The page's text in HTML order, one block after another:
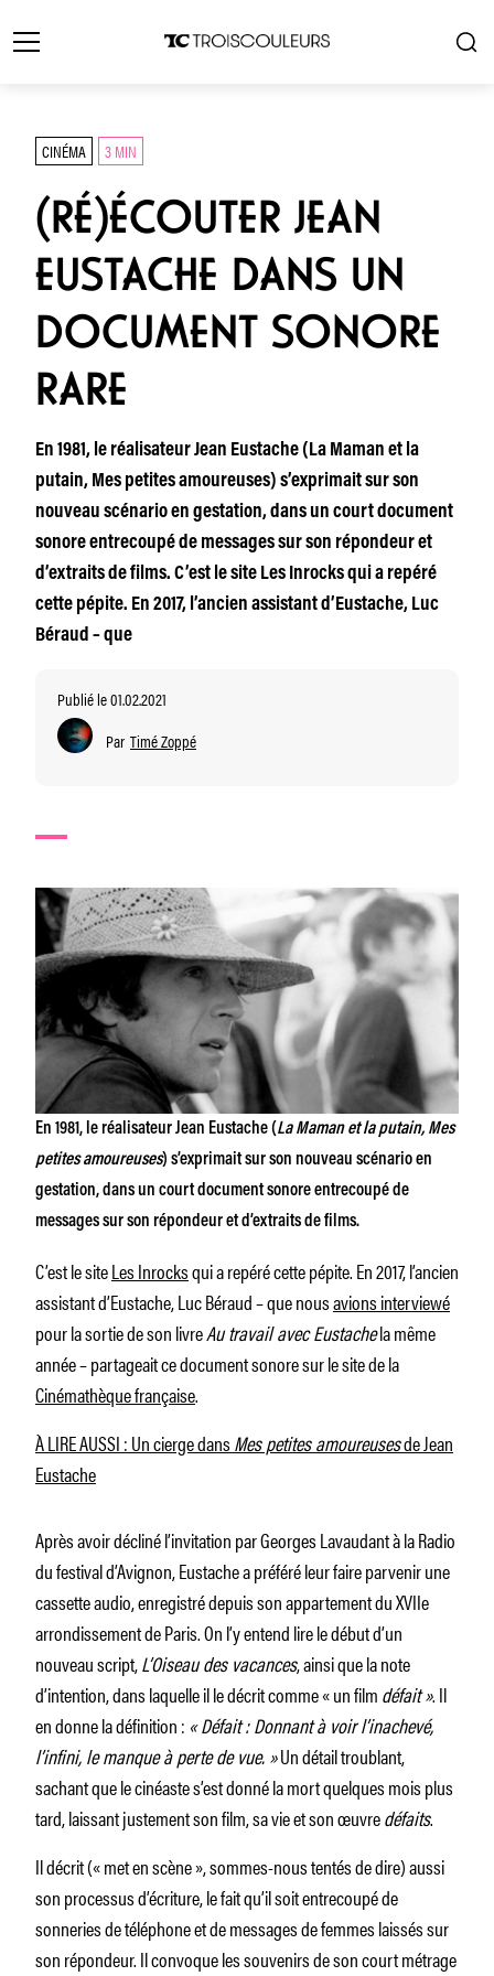
CINÉMA 3 MIN
(RÉ)ÉCOUTER JEAN
EUSTACHE DANS UN
DOCUMENT SONORE
RARE
En 1981, le réalisateur Jean Eustache (La Maman et la
putain, Mes petites amoureuses) s’exprimait sur son
nouveau scénario en gestation, dans un court document
sonore entrecoupé de messages sur son répondeur et
d’extraits de films. C’est le site Les Inrocks qui a repéré
cette pépite. En 2017, l’ancien assistant d’Eustache, Luc
Béraud – que
Publié le 01.02.2021
Par Timé Zoppé
En 1981, le réalisateur Jean Eustache (La Maman et la putain, Mes
petites amoureuses) s’exprimait sur son nouveau scénario en
gestation, dans un court document sonore entrecoupé de
messages sur son répondeur et d’extraits de films.
C’est le siteLes Inrocksqui a repéré cette pépite. En 2017, l’ancien
assistant d’Eustache, Luc Béraud – que nousavions interviewé
pour la sortie de son livreAu travail avec Eustachela même
année – partageait ce document sonore sur le site de la
Cinémathèque française.
À LIRE AUSSI : Un cierge dansMes petites amoureusesde Jean
Eustache
Après avoir décliné l’invitation par Georges Lavaudant à la Radio
du festival d’Avignon, Eustache a préféré leur faire parvenir une
cassette audio, enregistré depuis son appartement du XVIIe
arrondissement de Paris. On l’y entend lire le début d’un
nouveau script,L’Oiseau des vacances, ainsi que la note
d’intention, dans laquelle il le décrit comme « un filmdéfait ». Il
en donne la définition : « Défait : Donnant à voir l’inachevé,
l’infini, le manque à perte de vue. »Un détail troublant,
sachant que le cinéaste s’est donné la mort quelques mois plus
tard, laissant justement son film, sa vie et son œuvredéfaits.
Il décrit (« met en scène », sommes-nous tentés de dire) aussi
son processus d’écriture, le fait qu’il soit entrecoupé de
sonneries de téléphone et de messages de femmes laissés sur
son répondeur. Il convoque les souvenirs de son court métrage